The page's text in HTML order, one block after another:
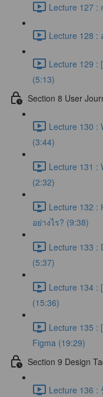
Lecture 127 :
Lecture 128 :
Lecture 129 :
(5:13)
Section 8 User
Lecture 130 :
(3:44)
Lecture 131 :
(2:32)
Lecture 132 :
อย่างไร? (9:38)
Lecture 133 :
(5:37)
Lecture 134 :
(15:36)
Lecture 135 :
Figma (19:29)
Section 9 Design
Lecture 136 :